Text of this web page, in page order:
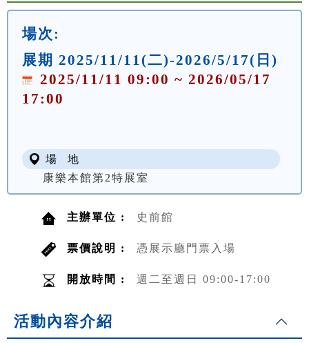
場次:
展期 2025/11/11(二)-2026/5/17(日)
2025/11/11 09:00 ~ 2026/05/17
17:00
場 地
康樂本館第2特展室
主辦單位 : 史前館
票價說明 : 憑展示廳門票入場
開放時間 : 週二至週日 09:00-17:00
活動內容介紹